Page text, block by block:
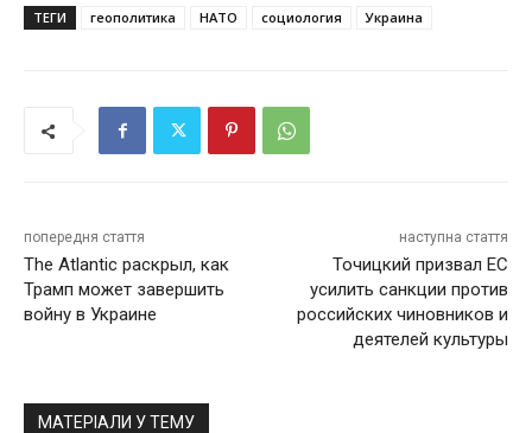
ТЕГИ геополитика НАТО социология Украина
попередня стаття
The Atlantic раскрыл, как
Трамп может завершить
войну в Украине
наступна стаття
Точицкий призвал ЕС
усилить санкции против
российских чиновников и
деятелей культуры
МАТЕРІАЛИ У ТЕМУ